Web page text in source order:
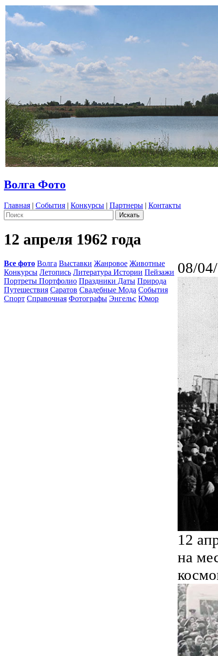
Волга Фото
Главная | События | Конкурсы | Партнеры | Контакты
12 апреля 1962 года
Все фото Волга Выставки Жанровое Животные
Конкурсы Летопись Литература Истории Пейзажи
Портреты Портфолио Праздники Даты Природа
Путешествия Саратов Свадебные Мода События
Спорт Справочная Фотографы Энгельс Юмор
08/
12
на